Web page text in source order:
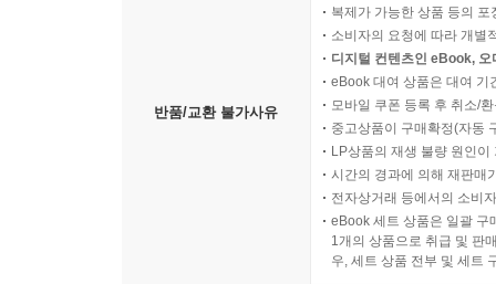
반품/교환 불가사유
복제가 가능한 상품 등의
소비자의 요청에 따라 개별
디지털 컨텐츠인 eBook,
eBook 대여 상품은 대여 기
모바일 쿠폰 등록 후 취소/
중고상품이 구매확정(자동
LP상품의 재생 불량 원인
시간의 경과에 의해 재판매
전자상거래 등에서의 소비
eBook 세트 상품은 일괄 구
1개의 상품으로 취급 및 판
우, 세트 상품 전부 및 세트